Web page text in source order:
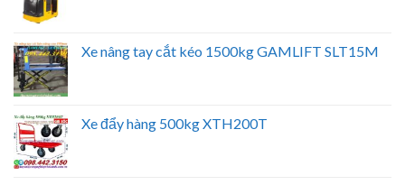
Xe nâng tay cắt kéo 1500kg GAMLIFT SLT15M
Xe đẩy hàng 500kg XTH200T